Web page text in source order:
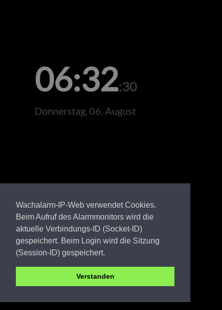
Wachalarm-IP-Web verwendet Cookies.
Beim Aufruf des Alarmmonitors wird die
aktuelle Verbindungs-ID (Socket-ID)
gespeichert. Beim Login wird die Sitzung
(Session-ID) gespeichert.
Verstanden
06:32:30
Donnerstag, 06. August
PR FW Schönhagen